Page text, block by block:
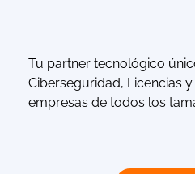
Tu partner tecnológico
Ciberseguridad, Licencias
empresas de todos los